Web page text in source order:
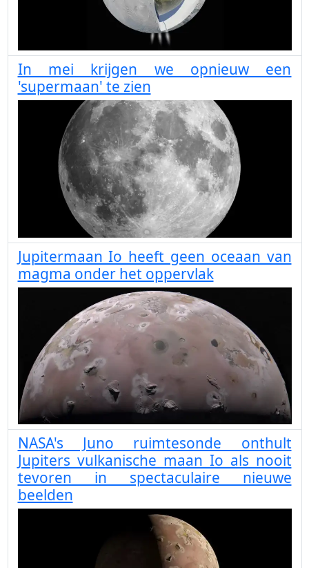
In mei krijgen we opnieuw een
'supermaan' te zien
Jupitermaan Io heeft geen oceaan van
magma onder het oppervlak
NASA's Juno ruimtesonde onthult
Jupiters vulkanische maan Io als nooit
tevoren in spectaculaire nieuwe
beelden